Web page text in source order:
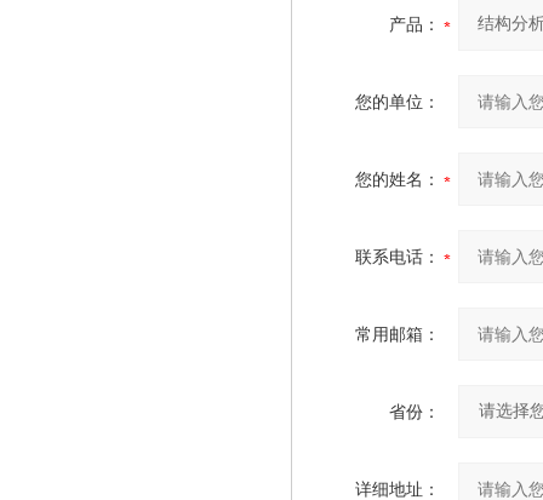
产品：
您的单位：
您的姓名：
联系电话：
常用邮箱：
省份：
详细地址：